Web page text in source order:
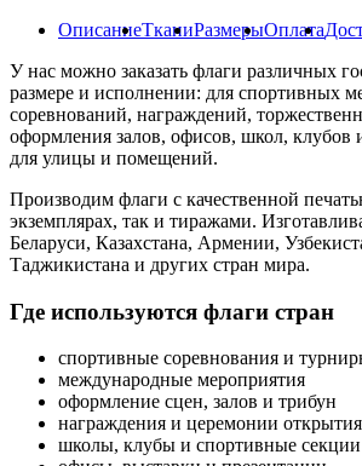
ОписаниеТканиРазмерыОплата
У нас можно заказать флаги различных
размере и исполнении: для спортивных
соревнований, награждений,
оформления залов, офисов, школ, клубов
для улицы и помещений.
Производим флаги с качественной
экземплярах, так и тиражами.
Беларуси, Казахстана, Армении,
Таджикистана и других стран мира.
Где используются флаги стран
спортивные соревнования и
международные мероприятия
оформление сцен, залов и трибун
награждения и церемонии открытия
школы, клубы и спортивные секции